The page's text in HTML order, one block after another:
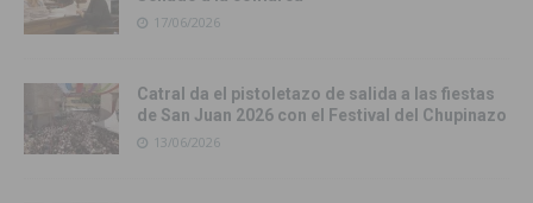
17/06/2026
Catral da el pistoletazo de salida a las fiestas
de San Juan 2026 con el Festival del Chupinazo
13/06/2026